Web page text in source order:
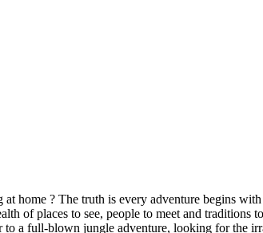
home ? The truth is every adventure begins
of places to see, people to meet and traditions
a full-blown jungle adventure, looking for the